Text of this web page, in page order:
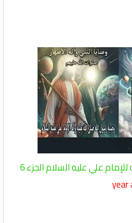
علي عليه السلام الجزء 6